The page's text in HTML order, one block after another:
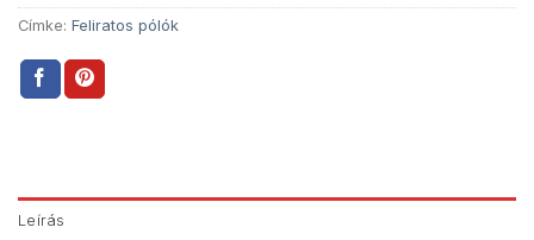
Címke: Feliratos pólók
Leírás